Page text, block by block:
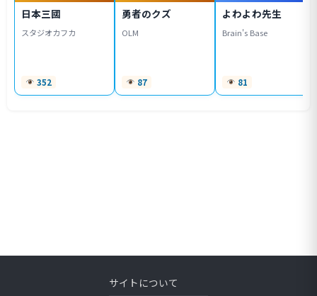
日本三國
スタジオカフカ
352
勇者のクズ
OLM
87
よわよわ先生
Brain's Base
81
サイトについて